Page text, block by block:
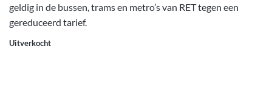
geldig in de bussen, trams en metro’s van RET tegen een
gereduceerd tarief.
Uitverkocht